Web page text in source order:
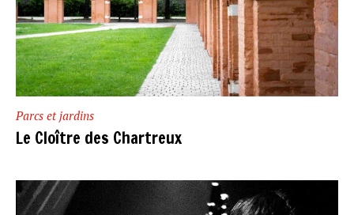
Parcs et jardins
Le Cloître des Chartreux